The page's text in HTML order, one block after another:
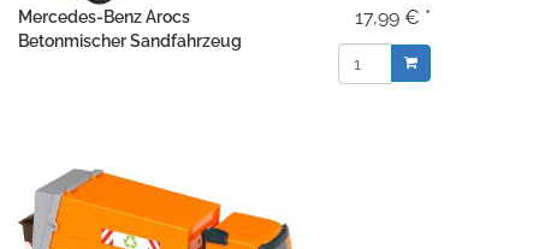
Mercedes-Benz Arocs
Betonmischer Sandfahrzeug
17,99 € *